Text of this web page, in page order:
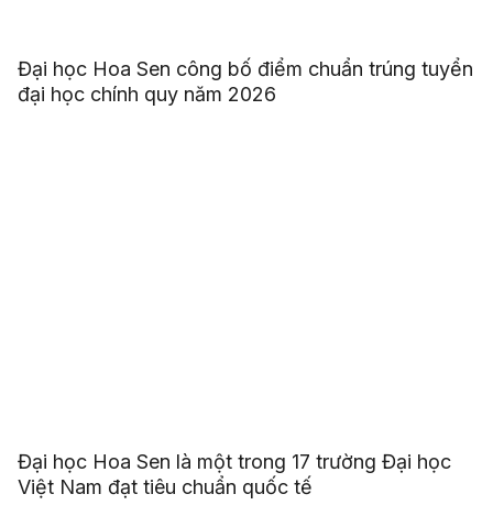
Đại học Hoa Sen công bố điểm chuẩn trúng tuyển
đại học chính quy năm 2026
Đại học Hoa Sen là một trong 17 trường Đại học
Việt Nam đạt tiêu chuẩn quốc tế